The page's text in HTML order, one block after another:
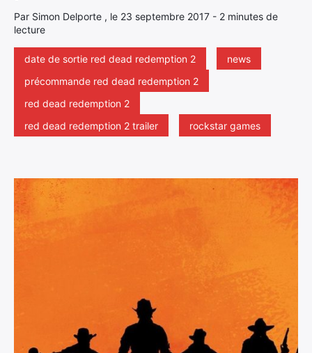
Par Simon Delporte , le 23 septembre 2017 - 2 minutes de
lecture
date de sortie red dead redemption 2
news
précommande red dead redemption 2
red dead redemption 2
red dead redemption 2 trailer
rockstar games